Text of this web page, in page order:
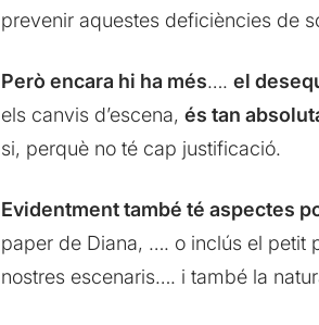
prevenir aquestes deficiències de
Però encara hi ha més…. el
els canvis d’escena, és tan
si, perquè no té cap justificació.
Evidentment també té aspectes
paper de Diana, …. o inclús el petit
nostres escenaris…. i també la